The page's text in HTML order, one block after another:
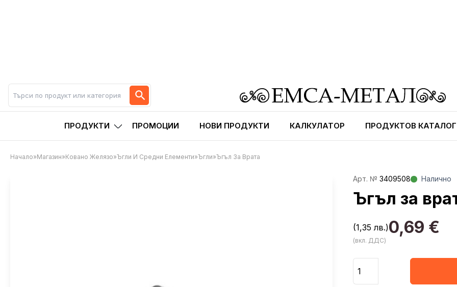
ПРОДУКТИ ПРОМОЦИИ НОВИ ПРОДУКТИ КАЛКУЛАТОР ПРОДУКТОВ КАТАЛОГ
Начало»Магазин»Ковано Желязо»Ъгли И Средни Елементи»Ъгли»Ъгъл За Врата
Aрт. № 3409508 Налично
Ъгъл за
0,69 €
(1,35 лв.)
(вкл. ДДС)